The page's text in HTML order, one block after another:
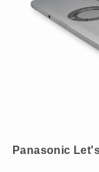
Panasonic